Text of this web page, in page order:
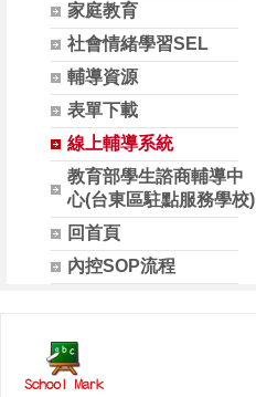
家庭教育
社會情緒學習SEL
輔導資源
表單下載
線上輔導系統
教育部學生諮商輔導中
心(台東區駐點服務學校)
回首頁
內控SOP流程